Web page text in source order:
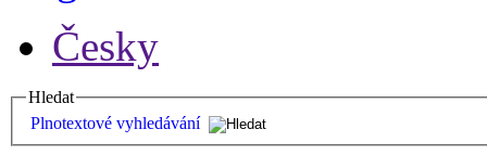
Česky
Hledat
Plnotextové vyhledávání